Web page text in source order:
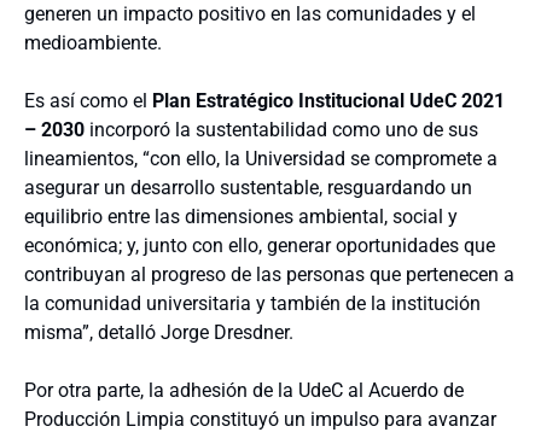
generen un impacto positivo en las comunidades y el
medioambiente.
Es así como el Plan Estratégico Institucional UdeC 2021
– 2030 incorporó la sustentabilidad como uno de sus
lineamientos, “con ello, la Universidad se compromete a
asegurar un desarrollo sustentable, resguardando un
equilibrio entre las dimensiones ambiental, social y
económica; y, junto con ello, generar oportunidades que
contribuyan al progreso de las personas que pertenecen a
la comunidad universitaria y también de la institución
misma”, detalló Jorge Dresdner.
Por otra parte, la adhesión de la UdeC al Acuerdo de
Producción Limpia constituyó un impulso para avanzar